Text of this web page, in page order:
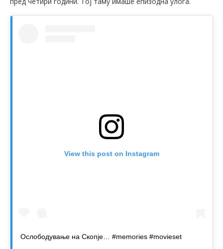
View this post on Instagram
Ослободување на Скопје… #memories #movieset